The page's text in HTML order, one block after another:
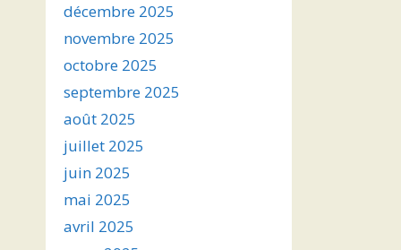
décembre 2025
novembre 2025
octobre 2025
septembre 2025
août 2025
juillet 2025
juin 2025
mai 2025
avril 2025